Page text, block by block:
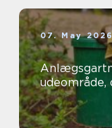
07. May
Anlægsgartner
udeområde,